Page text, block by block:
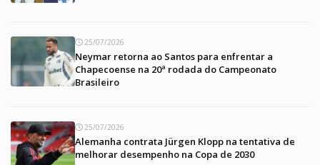
25/07/2026
Neymar retorna ao Santos para enfrentar a
Chapecoense na 20ª rodada do Campeonato
Brasileiro
25/07/2026
Alemanha contrata Jürgen Klopp na tentativa de
melhorar desempenho na Copa de 2030